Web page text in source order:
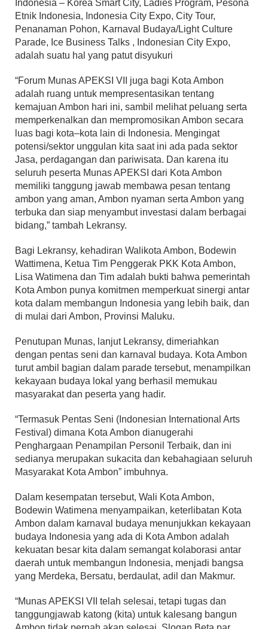
Indonesia – Korea Smart City, Ladies Program, Pesona
Etnik Indonesia, Indonesia City Expo, City Tour,
Penanaman Pohon, Karnaval Budaya/Light Culture
Parade, Ice Business Talks , Indonesian City Expo,
adalah suatu hal yang patut disyukuri
“Forum Munas APEKSI VII juga bagi Kota Ambon
adalah ruang untuk mempresentasikan tentang
kemajuan Ambon hari ini, sambil melihat peluang serta
memperkenalkan dan mempromosikan Ambon secara
luas bagi kota–kota lain di Indonesia. Mengingat
potensi/sektor unggulan kita saat ini ada pada sektor
Jasa, perdagangan dan pariwisata. Dan karena itu
seluruh peserta Munas APEKSI dari Kota Ambon
memiliki tanggung jawab membawa pesan tentang
ambon yang aman, Ambon nyaman serta Ambon yang
terbuka dan siap menyambut investasi dalam berbagai
bidang,” tambah Lekransy.
Bagi Lekransy, kehadiran Walikota Ambon, Bodewin
Wattimena, Ketua Tim Penggerak PKK Kota Ambon,
Lisa Watimena dan Tim adalah bukti bahwa pemerintah
Kota Ambon punya komitmen memperkuat sinergi antar
kota dalam membangun Indonesia yang lebih baik, dan
di mulai dari Ambon, Provinsi Maluku.
Penutupan Munas, lanjut Lekransy, dimeriahkan
dengan pentas seni dan karnaval budaya. Kota Ambon
turut ambil bagian dalam parade tersebut, menampilkan
kekayaan budaya lokal yang berhasil memukau
masyarakat dan peserta yang hadir.
“Termasuk Pentas Seni (Indonesian International Arts
Festival) dimana Kota Ambon dianugerahi
Penghargaan Penampilan Personil Terbaik, dan ini
sedianya merupakan sukacita dan kebahagiaan seluruh
Masyarakat Kota Ambon” imbuhnya.
Dalam kesempatan tersebut, Wali Kota Ambon,
Bodewin Watimena menyampaikan, keterlibatan Kota
Ambon dalam karnaval budaya menunjukkan kekayaan
budaya Indonesia yang ada di Kota Ambon adalah
kekuatan besar kita dalam semangat kolaborasi antar
daerah untuk membangun Indonesia, menjadi bangsa
yang Merdeka, Bersatu, berdaulat, adil dan Makmur.
“Munas APEKSI VII telah selesai, tetapi tugas dan
tanggungjawab katong (kita) untuk kalesang bangun